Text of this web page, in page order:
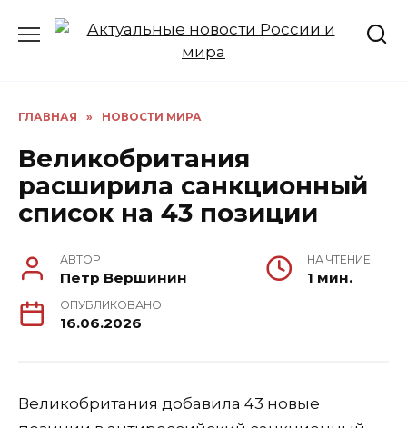
ГЛАВНАЯ » НОВОСТИ МИРА
Великобритания
расширила санкционный
список на 43 позиции
АВТОР
Петр Вершинин
НА ЧТЕНИЕ
1 мин.
ОПУБЛИКОВАНО
16.06.2026
Великобритания добавила 43 новые